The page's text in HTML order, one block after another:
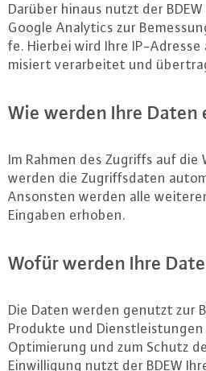
Darüber hinaus nutzt der
Google Analytics zur
fe. Hierbei wird Ihre IP-
mi­siert ver­ar­bei­tet und
Wie werden Ihre Daten
Im Rahmen des Zugriffs auf die
werden die Zu­griffs­da­ten
Ansonsten werden alle
Eingaben erhoben.
Wofür werden Ihre
Die Daten werden genutzt zur
Produkte und Dienst­leis­tun­gen
Op­ti­mie­rung und zum Schutz
Ein­wil­li­gung nutzt der BDEW